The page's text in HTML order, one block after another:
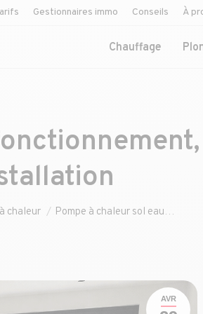
Gestionnaires immo Conseils À
Chauffage
chaleur Pompe à chaleur sol eau…
AVR